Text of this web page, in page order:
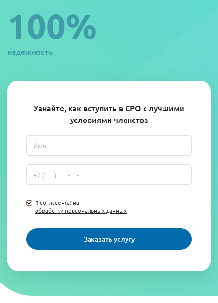
Узнайте, как вступить в СРО с лучшими
условиями членства
Я согласен(а) на
обработку персональных данных
Заказать услугу
100%
надежность